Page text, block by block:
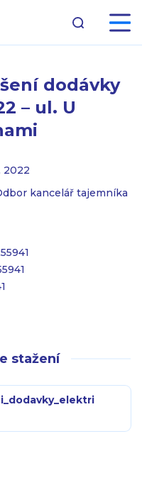
dodávky
– ul. U
2022
kancelář tajemníka
stažení